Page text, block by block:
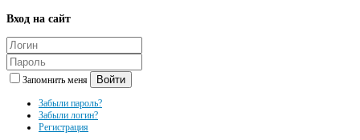
Вход на сайт
Запомнить меня Войти
Забыли пароль?
Забыли логин?
Регистрация